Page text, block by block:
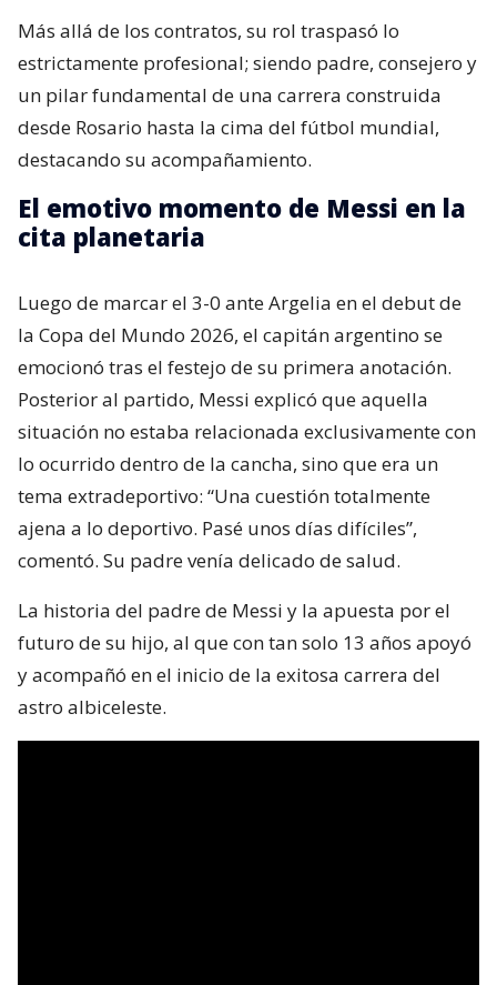
Más allá de los contratos, su rol traspasó lo
estrictamente profesional; siendo padre, consejero y
un pilar fundamental de una carrera construida
desde Rosario hasta la cima del fútbol mundial,
destacando su acompañamiento.
El emotivo momento de Messi en la
cita planetaria
Luego de marcar el 3-0 ante Argelia en el debut de
la Copa del Mundo 2026, el capitán argentino se
emocionó tras el festejo de su primera anotación.
Posterior al partido, Messi explicó que aquella
situación no estaba relacionada exclusivamente con
lo ocurrido dentro de la cancha, sino que era un
tema extradeportivo: “Una cuestión totalmente
ajena a lo deportivo. Pasé unos días difíciles”,
comentó. Su padre venía delicado de salud.
La historia del padre de Messi y la apuesta por el
futuro de su hijo, al que con tan solo 13 años apoyó
y acompañó en el inicio de la exitosa carrera del
astro albiceleste.